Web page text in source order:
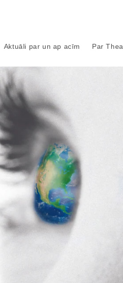
Aktuāli par un ap acīm Par Thea